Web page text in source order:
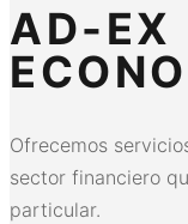
AD-EX
Ofrecemos
sector financiero
particular.